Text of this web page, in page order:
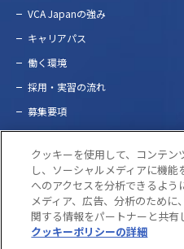
VCA Japanの強み
キャリアパス
働く環境
採⽤・実習の流れ
募集要項
問い合わせ
プライバシーポリシー
©2022 VCA Japan.
クッキーを使用して、コンテ
し、ソーシャルメディアに機
へのアクセスを分析できるよう
メディア、広告、分析のため
関する情報をパートナーと共有
クッキーポリシーの詳細